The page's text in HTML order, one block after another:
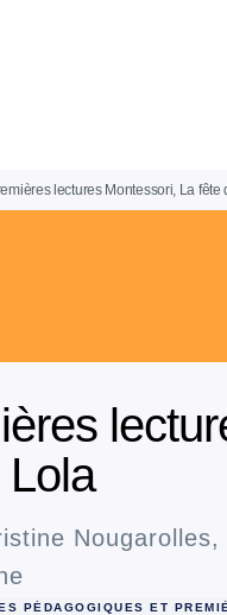
lectures Montessori, La fête
Lola
Nougarolles
PÉDAGOGIQUES ET